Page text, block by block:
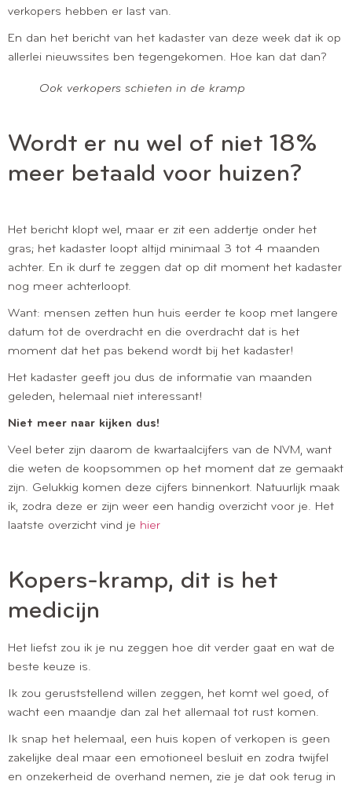
verkopers hebben er last van.
En dan het bericht van het kadaster van deze week dat ik op
allerlei nieuwssites ben tegengekomen. Hoe kan dat dan?
Ook verkopers schieten in de kramp
Wordt er nu wel of niet 18%
meer betaald voor huizen?
Het bericht klopt wel, maar er zit een addertje onder het
gras; het kadaster loopt altijd minimaal 3 tot 4 maanden
achter. En ik durf te zeggen dat op dit moment het kadaster
nog meer achterloopt.
Want: mensen zetten hun huis eerder te koop met langere
datum tot de overdracht en die overdracht dat is het
moment dat het pas bekend wordt bij het kadaster!
Het kadaster geeft jou dus de informatie van maanden
geleden, helemaal niet interessant!
Niet meer naar kijken dus!
Veel beter zijn daarom de kwartaalcijfers van de NVM, want
die weten de koopsommen op het moment dat ze gemaakt
zijn. Gelukkig komen deze cijfers binnenkort. Natuurlijk maak
ik, zodra deze er zijn weer een handig overzicht voor je. Het
laatste overzicht vind je hier
Kopers-kramp, dit is het
medicijn
Het liefst zou ik je nu zeggen hoe dit verder gaat en wat de
beste keuze is.
Ik zou geruststellend willen zeggen, het komt wel goed, of
wacht een maandje dan zal het allemaal tot rust komen.
Ik snap het helemaal, een huis kopen of verkopen is geen
zakelijke deal maar een emotioneel besluit en zodra twijfel
en onzekerheid de overhand nemen, zie je dat ook terug in